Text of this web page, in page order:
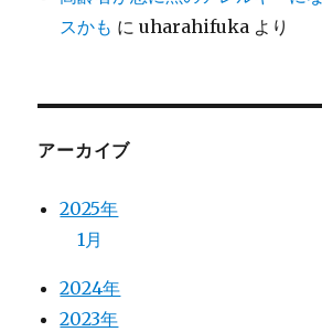
スかも にuharahifuka より
アーカイブ
2025年
1月
2024年
2023年